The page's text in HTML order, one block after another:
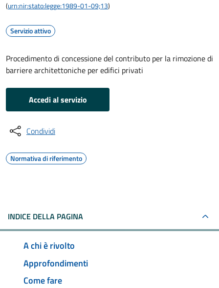
(urn:nir:stato:legge:1989-01-09;13)
Servizio attivo
Procedimento di concessione del contributo per la rimozione di
barriere architettoniche per edifici privati
Accedi al servizio
Condividi
Normativa di riferimento
INDICE DELLA PAGINA
A chi è rivolto
Approfondimenti
Come fare